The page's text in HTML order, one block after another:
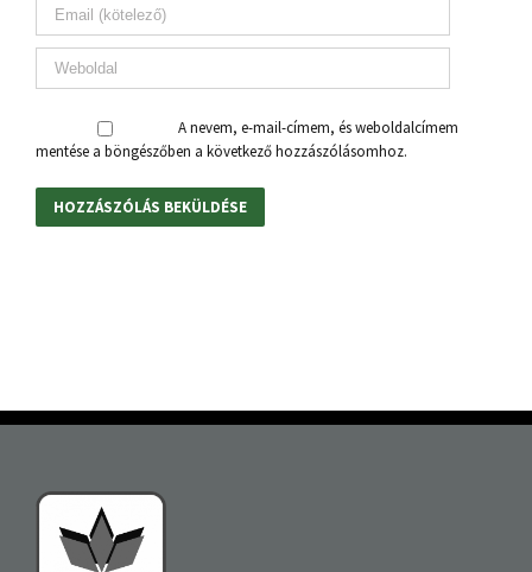
A nevem, e-mail-címem, és weboldalcímem
mentése a böngészőben a következő hozzászólásomhoz.